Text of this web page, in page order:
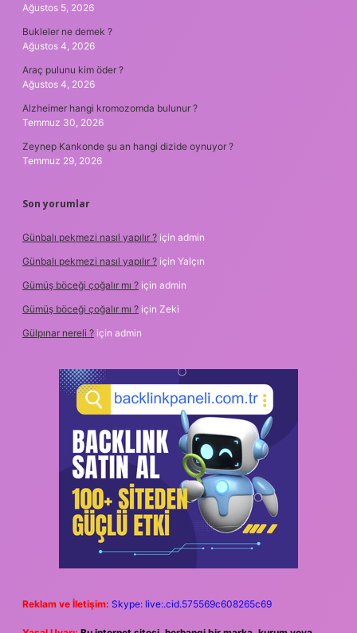
Ağustos 5, 2026
Bukleler ne demek ?
Ağustos 4, 2026
Araç pulunu kim öder ?
Ağustos 4, 2026
Alzheimer hangi kromozomda bulunur ?
Temmuz 30, 2026
Zeynep Kankonde şu an hangi dizide oynuyor ?
Temmuz 29, 2026
Son yorumlar
Günbalı pekmezi nasıl yapılır ? için admin
Günbalı pekmezi nasıl yapılır ? için Yalçın
Gümüş böceği çoğalır mı ? için admin
Gümüş böceği çoğalır mı ? için Zeki
Gülpınar nereli ? için admin
Reklam ve İletişim: Skype: live:.cid.575569c608265c69